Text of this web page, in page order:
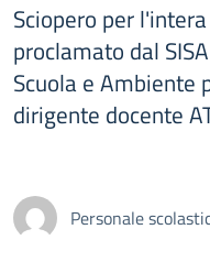
Sciopero per
proclamato dal
Scuola e Ambiente
dirigente docente
Personale